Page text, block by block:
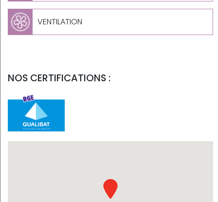
VENTILATION
NOS CERTIFICATIONS :